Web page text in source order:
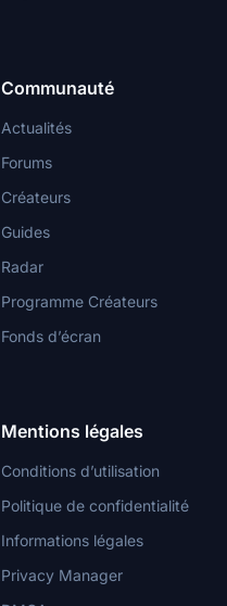
Communauté
Actualités
Forums
Créateurs
Guides
Radar
Programme Créateurs
Fonds d’écran
Mentions légales
Conditions d’utilisation
Politique de confidentialité
Informations légales
Privacy Manager